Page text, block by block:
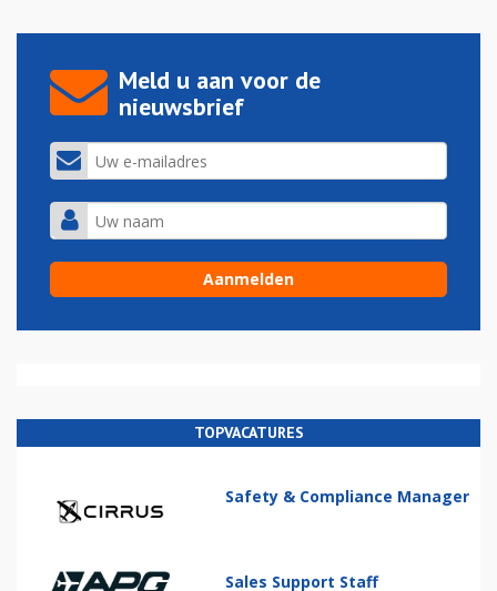
Meld u aan voor de
nieuwsbrief
TOPVACATURES
Safety & Compliance Manager
Sales Support Staff